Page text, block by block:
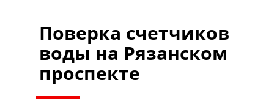
Поверка счетчиков
воды на Рязанском
проспекте